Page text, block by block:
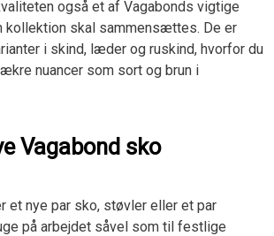
også et af Vagabonds vigtige
kollektion skal sammensættes. De er
i skind, læder og ruskind, hvorfor du
nuancer som sort og brun i
Vagabond sko
et nye par sko, støvler eller et par
på arbejdet såvel som til festlige